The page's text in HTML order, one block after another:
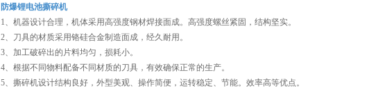
防爆锂电池撕碎机
1、机器设计合理，机体采用高强度钢材焊接面成。高强度螺丝紧固，结构坚实。
2、刀具的材质采用铬硅合金制造面成，经久耐用。
3、加工破碎出的片料均匀，损耗小。
4、根据不同物料配备不同材质的刀具，有效确保正常的生产。
5、撕碎机设计结构良好，外型美观、操作简便，运转稳定、节能。效率高等优点。